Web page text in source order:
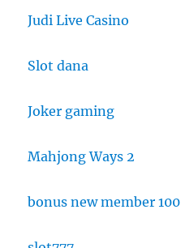
Judi Live Casino
Slot dana
Joker gaming
Mahjong Ways 2
bonus new member 100